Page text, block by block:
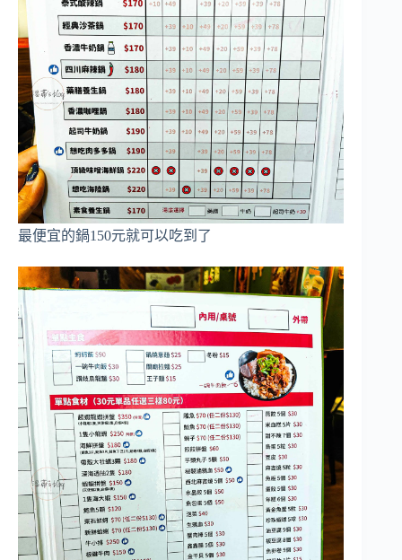
最便宜的鍋150元就可以吃到了